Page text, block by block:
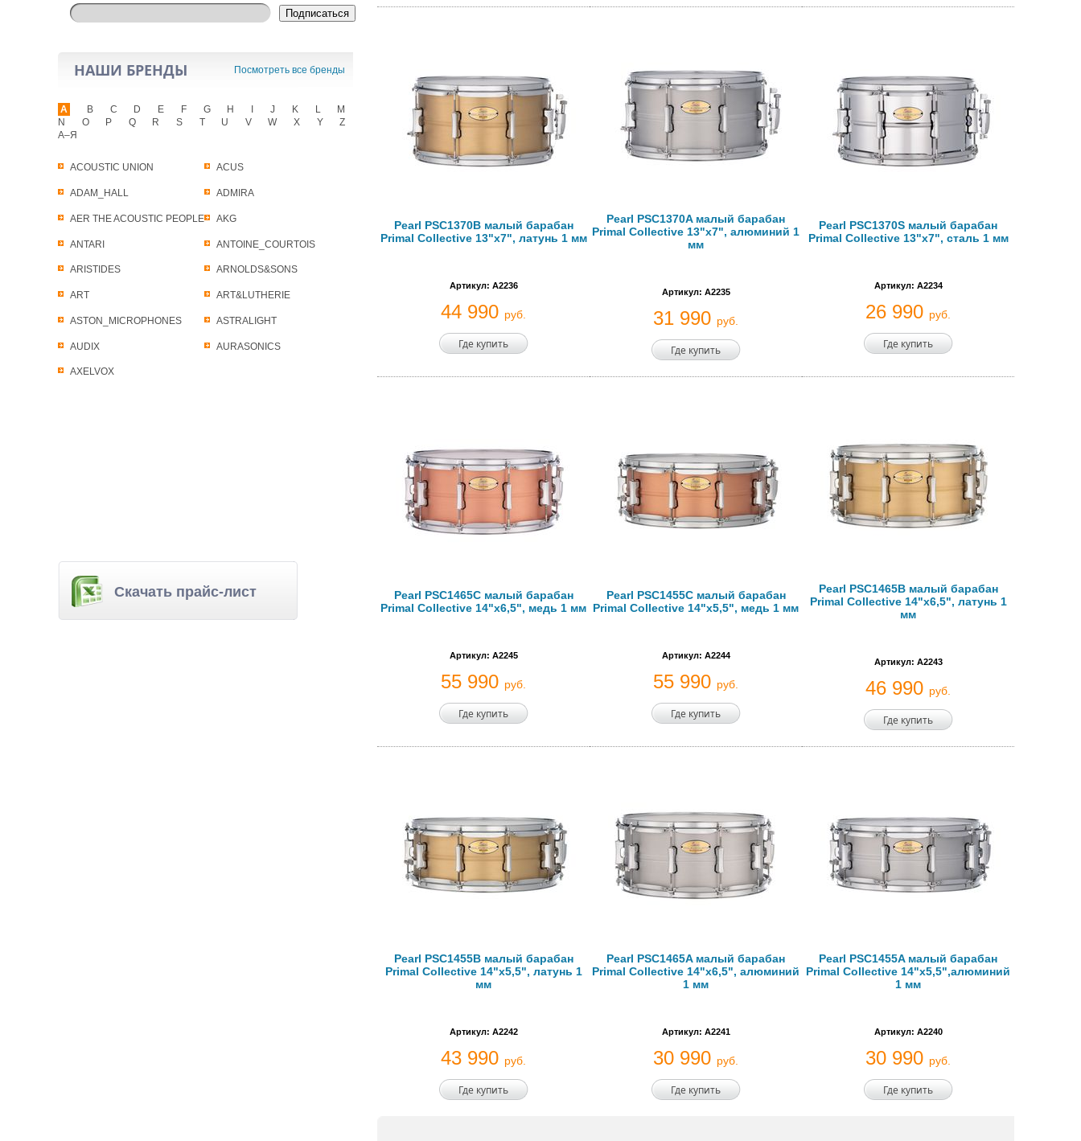
Подписаться
НАШИ БРЕНДЫ Посмотреть все бренды
A
ACOUSTIC UNION ACUS
ADAM_HALL ADMIRA
AER THE ACOUSTIC PEOPLE AKG
ANTARI ANTOINE_COURTOIS
ARISTIDES ARNOLDS&SONS
ART ART&LUTHERIE
ASTON_MICROPHONES ASTRALIGHT
AUDIX AURASONICS
AXELVOX
B C D E F G H J K L
M
N
O P Q R S T U V W X Y
Z
А–Я
Скачать прайс-лист
Pearl PSC1370B малый барабан
Primal Collective 13"x7", латунь 1 мм
Артикул: A2236
44 990 руб.
Где купить
Pearl PSC1370A малый барабан
Primal Collective 13"x7", алюминий 1
мм
Артикул: A2235
31 990 руб.
Где купить
Pearl PSC1370S малый барабан
Primal Collective 13"x7", сталь 1 мм
Артикул: A2234
26 990 руб.
Где купить
Pearl PSC1465C малый барабан
Primal Collective 14"x6,5", медь 1 мм
Артикул: A2245
55 990 руб.
Где купить
Pearl PSC1455C малый барабан
Primal Collective 14"x5,5", медь 1 мм
Артикул: A2244
55 990 руб.
Где купить
Pearl PSC1465B малый барабан
Primal Collective 14"x6,5", латунь 1
мм
Артикул: A2243
46 990 руб.
Где купить
Pearl PSC1455B малый барабан
Primal Collective 14"x5,5", латунь 1
мм
Артикул: A2242
43 990 руб.
Где купить
Pearl PSC1465A малый барабан
Primal Collective 14"x6,5", алюминий
1 мм
Артикул: A2241
30 990 руб.
Где купить
Pearl PSC1455A малый барабан
Primal Collective 14"x5,5",алюминий
1 мм
Артикул: A2240
30 990 руб.
Где купить